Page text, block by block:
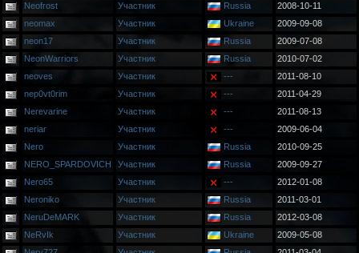
Neofrost
Участник Russia
2008-10-11
neomax
Участник Ukraine
2009-09-08
neon17
Участник Russia
2009-07-08
NeonWarriors
Участник Russia
2010-07-02
neoves
Участник ---
2011-08-10
nep0vt0rim
Участник ---
2011-04-29
Nerevarine
Участник ---
2011-08-13
neriar
Участник ---
2009-06-04
Nero
Участник Russia
2010-09-25
NERO_SPARDOVICH
Участник Russia
2009-09-27
Nero65
Участник ---
2012-01-08
Neroniko
Участник Russia
2011-03-01
NeruDeMARK
Участник Russia
2012-03-08
NeRvIk
Участник Ukraine
2009-05-08